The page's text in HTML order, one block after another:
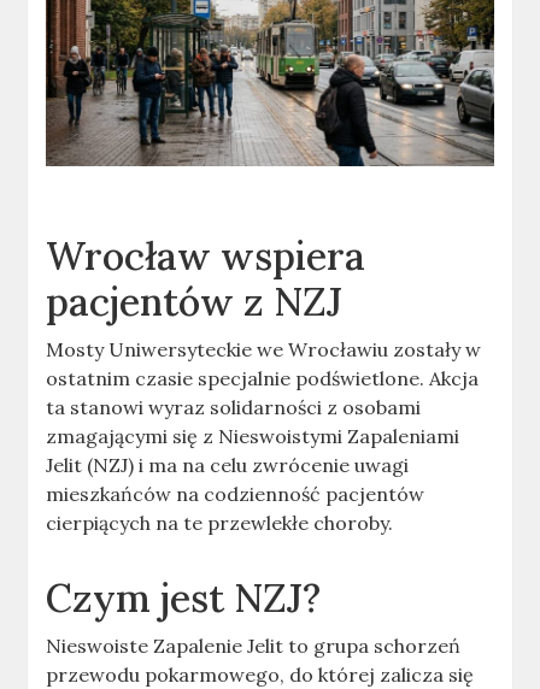
Wrocław wspiera
pacjentów z NZJ
Mosty Uniwersyteckie we Wrocławiu zostały w
ostatnim czasie specjalnie podświetlone. Akcja
ta stanowi wyraz solidarności z osobami
zmagającymi się z Nieswoistymi Zapaleniami
Jelit (NZJ) i ma na celu zwrócenie uwagi
mieszkańców na codzienność pacjentów
cierpiących na te przewlekłe choroby.
Czym jest NZJ?
Nieswoiste Zapalenie Jelit to grupa schorzeń
przewodu pokarmowego, do której zalicza się